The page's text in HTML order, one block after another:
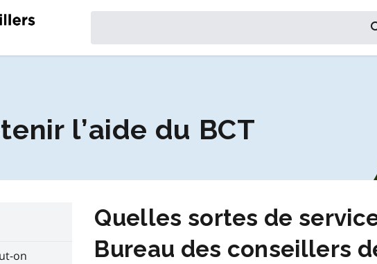
l’aide du BCT
on
Quelles sortes de
Bureau des conseillers